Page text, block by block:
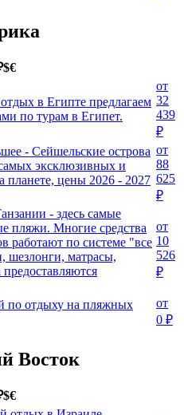
$€
в Египте предлагаем
по турам в Египет.
от
32
439
₽
- Сейшельские острова
эксклюзивных и
планете, цены 2026 - 2027
от
88
625
₽
- здесь самые
пляжи. Многие средства
работают по системе "все
шезлонги, матрасы,
от
10
526
₽
по отдыху на пляжных
от
0 ₽
Восток
$€